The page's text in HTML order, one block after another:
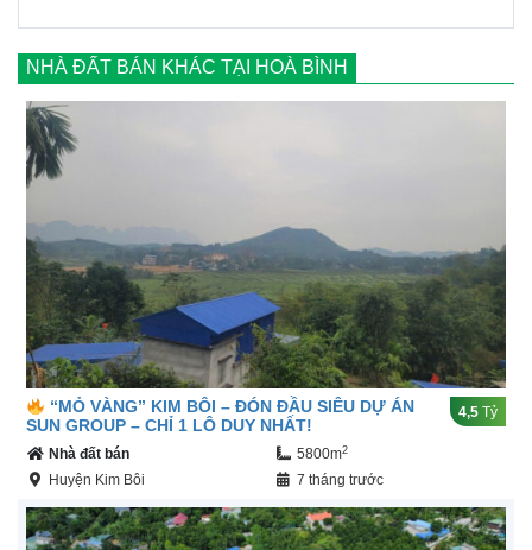
NHÀ ĐẤT BÁN KHÁC TẠI HOÀ BÌNH
“MỎ VÀNG” KIM BÔI – ĐÓN ĐẦU SIÊU DỰ ÁN
SUN GROUP – CHỈ 1 LÔ DUY NHẤT!
4,5 Tỷ
Nhà đất bán 5800m2
Huyện Kim Bôi 7 tháng trước